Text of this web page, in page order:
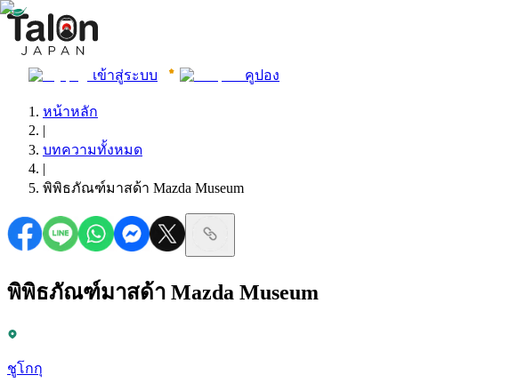
เข้าสู่ระบบ คูปอง
หน้าหลัก
|
บทความทั้งหมด
|
พิพิธภัณฑ์มาสด้า Mazda Museum
พิพิธภัณฑ์มาสด้า Mazda Museum
ชูโกกุ